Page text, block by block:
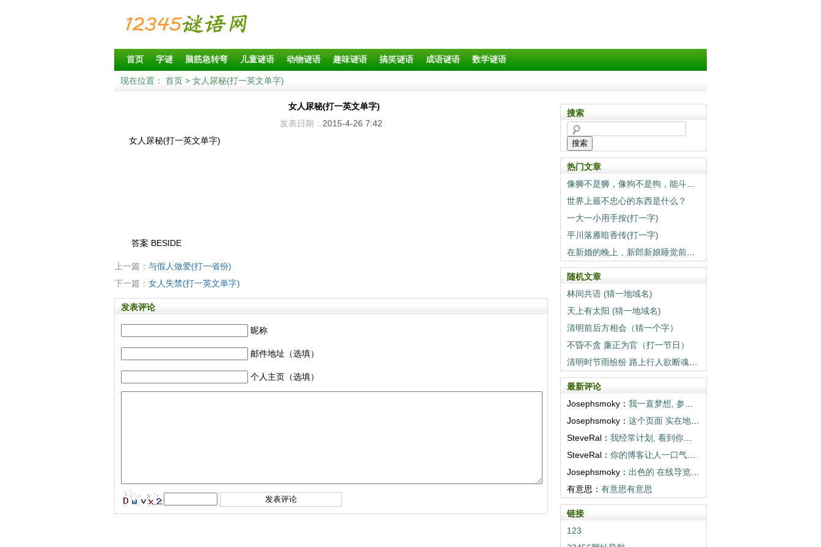
首页 字谜 脑筋急转弯 儿童谜语 动物谜语 趣味谜语 搞笑谜语 成语谜语 数学谜语
现在位置： 首页 > 女人尿秘(打一英文单字)
女人尿秘(打一英文单字)
发表日期： 2015-4-26 7:42
女人尿秘(打一英文单字)
答案 BESIDE
上一篇： 与假人做爱(打一省份)
下一篇： 女人失禁(打一英文单字)
发表评论
昵称
邮件地址（选填）
个人主页（选填）
搜索
搜索
热门文章
世界上最不忠心的东西是什么？
一大一小用手按(打一字)
平川落雁暗香传(打一字)
随机文章
林间共语 (猜一地域名)
天上有太阳 (猜一地域名)
清明前后方相会（猜一个字）
不昏不贪 廉正为官（打一节日）
最新评论
Josephsmoky： 我一直梦想, 参观你们描述的目的地。谢谢...
Josephsmoky： 这个页面 实在地 打开世界。多写些! <...
SteveRal： 我经常计划, 看到你们相册那样的地方。超...
SteveRal： 你的博客让人一口气读完。感谢 温暖。 <...
Josephsmoky： 出色的 在线导览! 你们真棒! <a h...
有意思： 有意思有意思
链接
123